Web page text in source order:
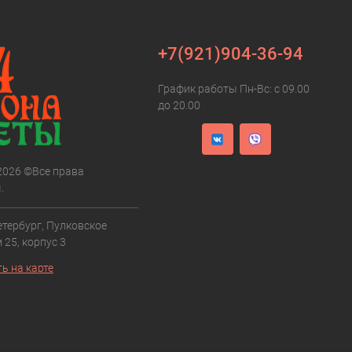
©Все права
Пулковское
корпус 3
на карте
+7(921)904-36-94
График работы Пн-Вс: с 09.00
до 20.00